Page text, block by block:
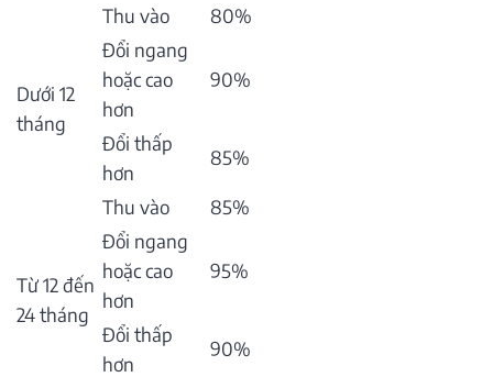
Dưới 12
tháng
Thu vào
80%
Đổi ngang
hoặc cao
hơn
90%
Đổi thấp
hơn
85%
Từ 12 đến
24 tháng
Thu vào
85%
Đổi ngang
hoặc cao
hơn
95%
Đổi thấp
hơn
90%